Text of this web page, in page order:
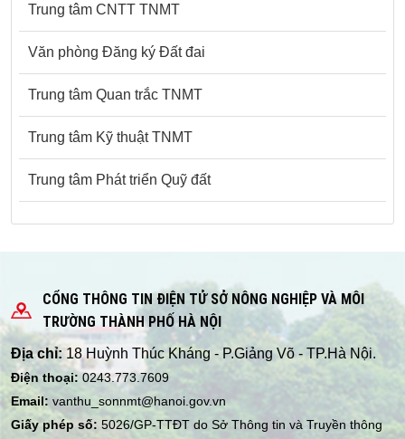
Trung tâm CNTT TNMT
Văn phòng Đăng ký Đất đai
Trung tâm Quan trắc TNMT
Trung tâm Kỹ thuật TNMT
Trung tâm Phát triển Quỹ đất
CỔNG THÔNG TIN ĐIỆN TỬ SỞ NÔNG NGHIỆP VÀ MÔI
TRƯỜNG THÀNH PHỐ HÀ NỘI
Địa chỉ: 18 Huỳnh Thúc Kháng - P.Giảng Võ - TP.Hà Nội.
Điện thoại: 0243.773.7609
Email: vanthu_sonnmt@hanoi.gov.vn
Giấy phép số: 5026/GP-TTĐT do Sở Thông tin và Truyền thông